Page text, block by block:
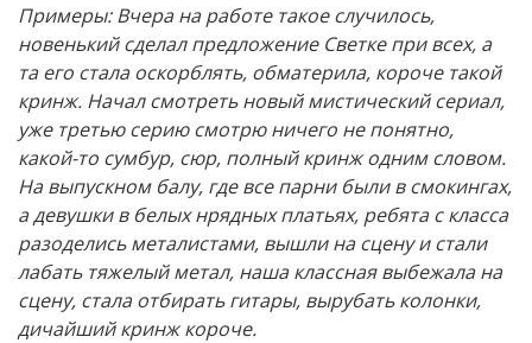
Примеры: Вчера на работе такое случилось,
новенький сделал предложение Светке при всех, а
та его стала оскорблять, обматерила, короче такой
кринж. Начал смотреть новый мистический сериал,
уже третью серию смотрю ничего не понятно,
какой-то сумбур, сюр, полный кринж одним словом.
На выпускном балу, где все парни были в смокингах,
а девушки в белых нрядных платьях, ребята с класса
разоделись металистами, вышли на сцену и стали
лабать тяжелый метал, наша классная выбежала на
сцену, стала отбирать гитары, вырубать колонки,
дичайший кринж короче.